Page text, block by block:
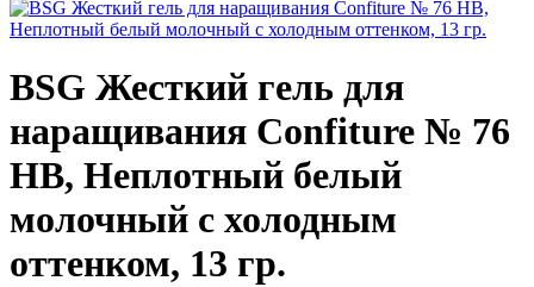
BSG Жесткий гель для
наращивания Confiture № 76
НВ, Неплотный белый
молочный с холодным
оттенком, 13 гр.